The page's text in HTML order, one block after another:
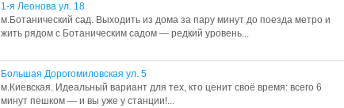
1-я Леонова ул. 18
м.Ботанический сад. Выходить из дома за пару минут до поезда метро и
жить рядом с Ботаническим садом — редкий уровень...
Большая Дорогомиловская ул. 5
м.Киевская. Идеальный вариант для тех, кто ценит своё время: всего 6
минут пешком — и вы уже у станции!...